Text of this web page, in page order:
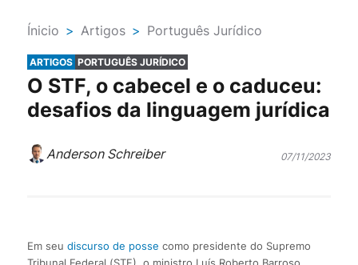
Ínicio > Artigos > Português Jurídico
ARTIGOS PORTUGUÊS JURÍDICO
O STF, o cabecel e o caduceu:
desafios da linguagem jurídica
Anderson Schreiber 07/11/2023
Em seu discurso de posse como presidente do Supremo
Tribunal Federal (STF), o ministro Luís Roberto Barroso